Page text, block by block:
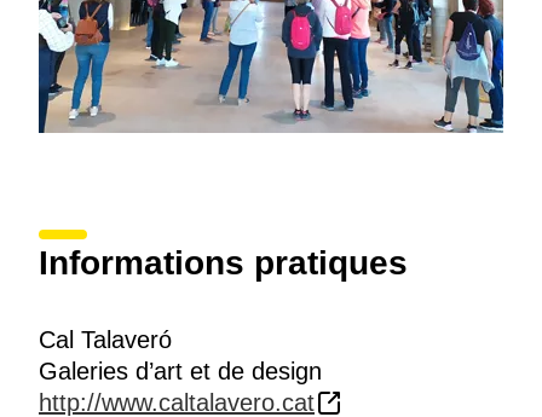
Informations pratiques
Cal Talaveró
Galeries d’art et de design
http://www.caltalavero.cat